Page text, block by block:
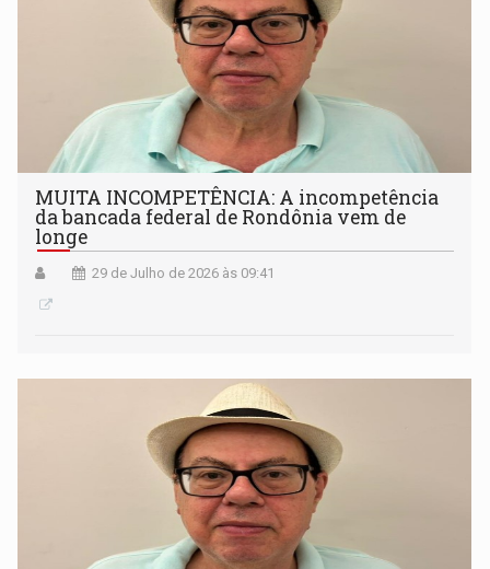
MUITA INCOMPETÊNCIA: A incompetência
da bancada federal de Rondônia vem de
longe
29 de Julho de 2026 às 09:41